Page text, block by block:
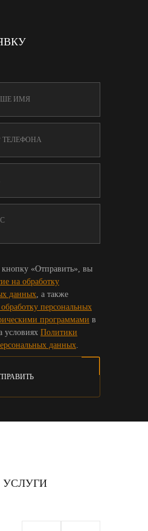
«Отправить», вы
на обработку
данных, а также
персональных
программами в
условиях Политики
данных.